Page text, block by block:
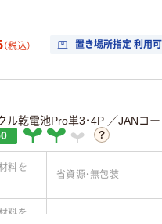
（税込） 置き場所指定 利用可
ル乾電池Pro単3・4P ／JANコ
料を
省資源・無包装
料を